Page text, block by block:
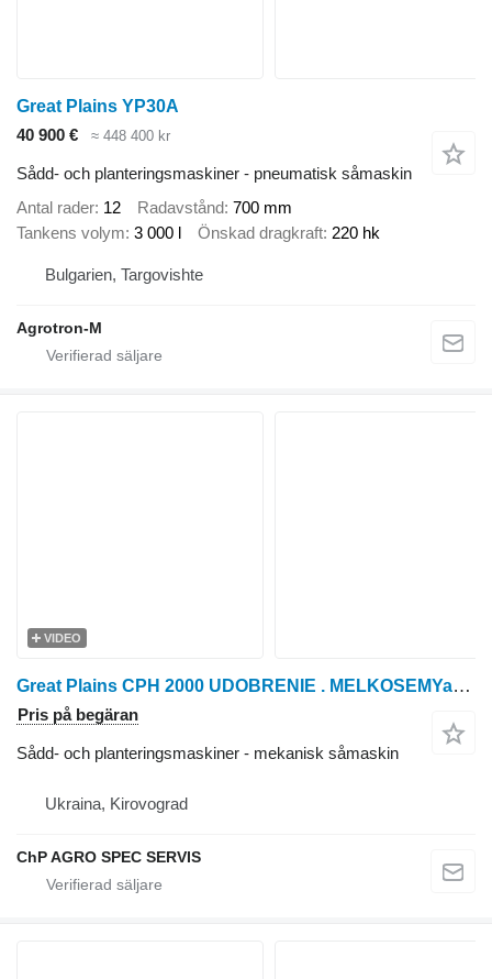
Great Plains YP30A
40 900 €
≈ 448 400 kr
Sådd- och planteringsmaskiner - pneumatisk såmaskin
Antal rader 12 Radavstånd 700 mm
Tankens volym 3 000 l Önskad dragkraft 220 hk
Bulgarien, Targovishte
Agrotron-M
VIDEO
Great Plains CPH 2000 UDOBRENIE . MELKOSEMYaNKA
Pris på begäran
Sådd- och planteringsmaskiner - mekanisk såmaskin
Ukraina, Kirovograd
ChP AGRO SPEC SERVIS